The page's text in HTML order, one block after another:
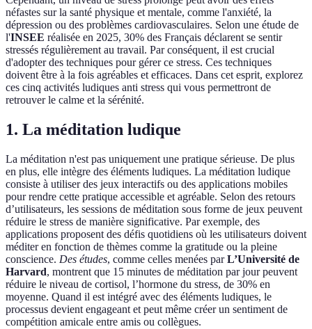
néfastes sur la santé physique et mentale, comme l'anxiété, la
dépression ou des problèmes cardiovasculaires. Selon une étude de
l'INSEE réalisée en 2025, 30% des Français déclarent se sentir
stressés régulièrement au travail. Par conséquent, il est crucial
d'adopter des techniques pour gérer ce stress. Ces techniques
doivent être à la fois agréables et efficaces. Dans cet esprit, explorez
ces cinq activités ludiques anti stress qui vous permettront de
retrouver le calme et la sérénité.
1. La méditation ludique
La méditation n'est pas uniquement une pratique sérieuse. De plus
en plus, elle intègre des éléments ludiques. La méditation ludique
consiste à utiliser des jeux interactifs ou des applications mobiles
pour rendre cette pratique accessible et agréable. Selon des retours
d’utilisateurs, les sessions de méditation sous forme de jeux peuvent
réduire le stress de manière significative. Par exemple, des
applications proposent des défis quotidiens où les utilisateurs doivent
méditer en fonction de thèmes comme la gratitude ou la pleine
conscience. Des études, comme celles menées parL’Université de
Harvard, montrent que 15 minutes de méditation par jour peuvent
réduire le niveau de cortisol, l’hormone du stress, de 30% en
moyenne. Quand il est intégré avec des éléments ludiques, le
processus devient engageant et peut même créer un sentiment de
compétition amicale entre amis ou collègues.